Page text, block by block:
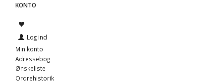
KONTO
Log ind
Min konto
Adressebog
Ønskeliste
Ordrehistorik